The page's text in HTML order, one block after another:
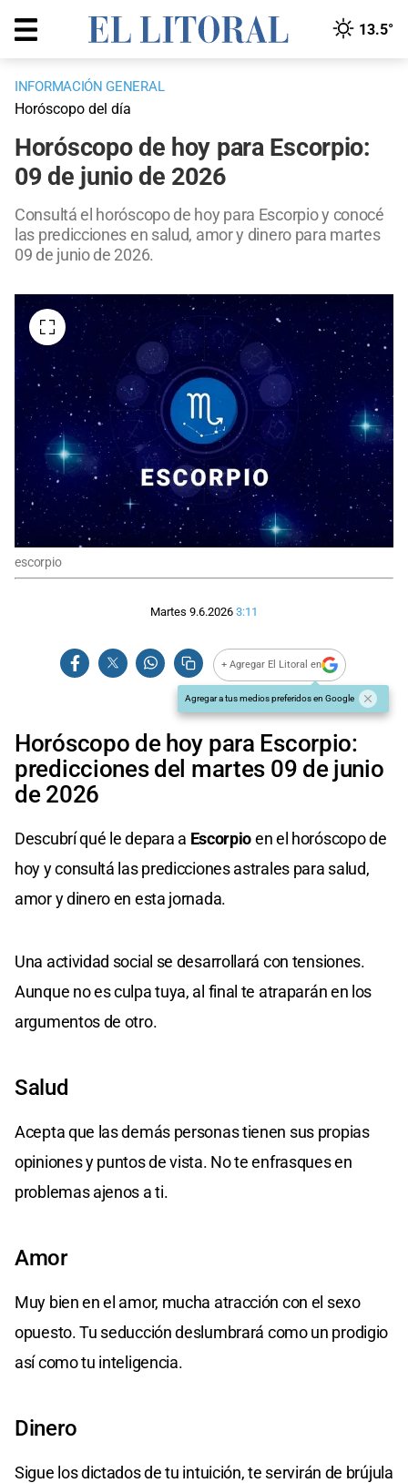
13.5°
INFORMACIÓN GENERAL
Horóscopo del día
Horóscopo de hoy para Escorpio:
09 de junio de 2026
Consultá el horóscopo de hoy para Escorpio y conocé
las predicciones en salud, amor y dinero para martes
09 de junio de 2026.
escorpio
Martes 9.6.2026 3:11
+ Agregar El Litoral en
Agregar a tus medios preferidos en Google
Horóscopo de hoy para Escorpio:
predicciones del martes 09 de junio
de 2026
Descubrí qué le depara a Escorpioen el horóscopo de
hoy y consultá las predicciones astrales para salud,
amor y dinero en esta jornada.
Una actividad social se desarrollará con tensiones.
Aunque no es culpa tuya, al final te atraparán en los
argumentos de otro.
Salud
Acepta que las demás personas tienen sus propias
opiniones y puntos de vista. No te enfrasques en
problemas ajenos a ti.
Amor
Muy bien en el amor, mucha atracción con el sexo
opuesto. Tu seducción deslumbrará como un prodigio
así como tu inteligencia.
Dinero
Sigue los dictados de tu intuición, te servirán de brújula